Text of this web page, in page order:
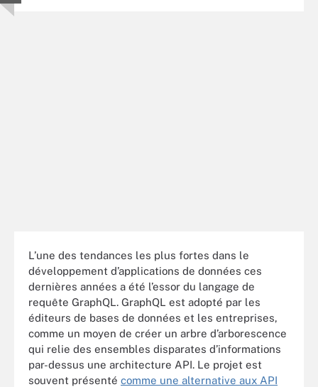
L’une des tendances les plus fortes dans le
développement d’applications de données ces
dernières années a été l’essor du langage de
requête GraphQL. GraphQL est adopté par les
éditeurs de bases de données et les entreprises,
comme un moyen de créer un arbre d’arborescence
qui relie des ensembles disparates d’informations
par-dessus une architecture API. Le projet est
souvent présenté comme une alternative aux API